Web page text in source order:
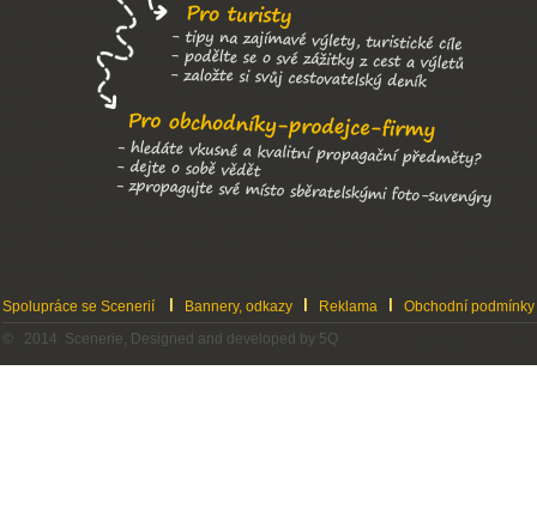
Spolupráce se Scenerií Bannery, odkazy Reklama
Obchodní podmínky
© 2014 Scenerie, Designed and developed by 5Q